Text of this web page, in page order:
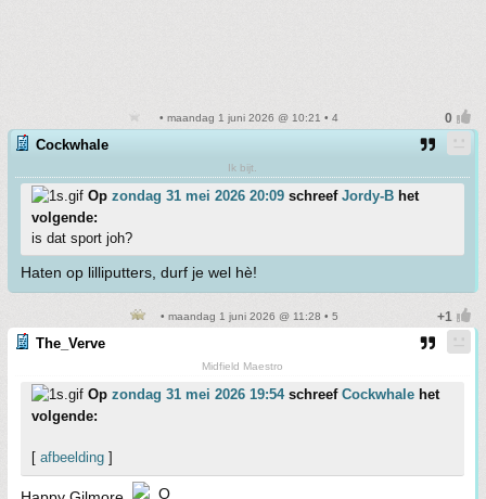
• maandag 1 juni 2026 @ 10:21 • 4
Cockwhale
Ik bijt.
Op zondag 31 mei 2026 20:09 schreef Jordy-B het
volgende:
is dat sport joh?
Haten op lilliputters, durf je wel hè!
• maandag 1 juni 2026 @ 11:28 • 5
The_Verve
Midfield Maestro
Op zondag 31 mei 2026 19:54schreef Cockwhale het
volgende:
[ afbeelding ]